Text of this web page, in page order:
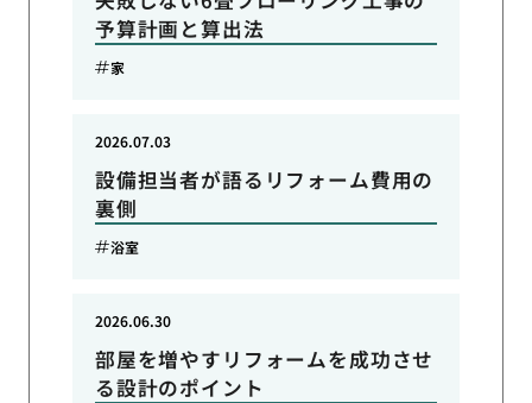
予算計画と算出法
家
設備担当者が語るリフォーム費用の
裏側
2026.07.03
浴室
部屋を増やすリフォームを成功させ
る設計のポイント
2026.06.30